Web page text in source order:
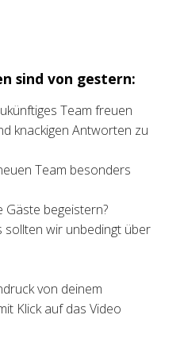
sind von gestern:
Team freuen
knackigen Antworten zu
Team besonders
begeistern?
sollten wir unbedingt über
von deinem
Klick auf das Video